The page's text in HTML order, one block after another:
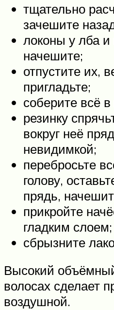
тщательно
зачешите
локоны у лба
начешите;
отпустите их,
пригладьте;
соберите всё
резинку
вокруг неё
невидимкой;
перебросьте
голову,
прядь,
прикройте
гладким слоем;
сбрызните
Высокий
волосах сделает
воздушной.